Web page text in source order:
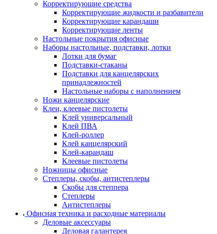
Корректирующие средства
Корректирующие жидкости и разбавители
Корректирующие карандаши
Корректирующие ленты
Настольные покрытия офисные
Наборы настольные, подставки, лотки
Лотки для бумаг
Подставки-стаканы
Подставки для канцелярских
принадлежностей
Настольные наборы с наполнением
Ножи канцелярские
Клеи, клеевые пистолеты
Клей универсальный
Клей ПВА
Клей-роллер
Клей канцелярский
Клей-карандаш
Клеевые пистолеты
Ножницы офисные
Степлеры, скобы, антистеплеры
Скобы для степпера
Степлеры
Антистеплеры
Офисная техника и расходные материалы
Деловые аксессуары
Деловая галантерея